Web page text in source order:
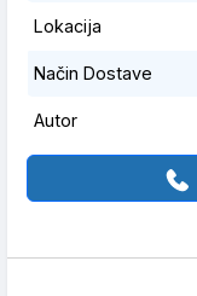
Lokacija
Način Dostave
Autor